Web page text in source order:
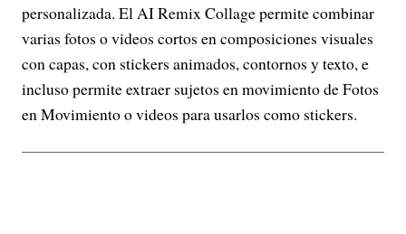
personalizada. El AI Remix Collage permite combinar
varias fotos o videos cortos en composiciones visuales
con capas, con stickers animados, contornos y texto, e
incluso permite extraer sujetos en movimiento de Fotos
en Movimiento o videos para usarlos como stickers.